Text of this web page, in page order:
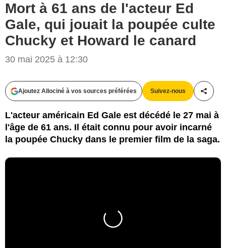
Mort à 61 ans de l'acteur Ed
Gale, qui jouait la poupée culte
Chucky et Howard le canard
30 mai 2025 à 12:30
Ajoutez Allociné à vos sources préférées Suivez-nous
L'acteur américain Ed Gale est décédé le 27 mai à
l'âge de 61 ans. Il était connu pour avoir incarné
la poupée Chucky dans le premier film de la saga.